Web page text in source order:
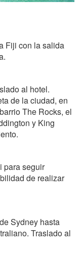
Fiji con la salida
al hotel.
de la ciudad, en
The Rocks, el
y King
para seguir
de realizar
Sydney hasta
Traslado al